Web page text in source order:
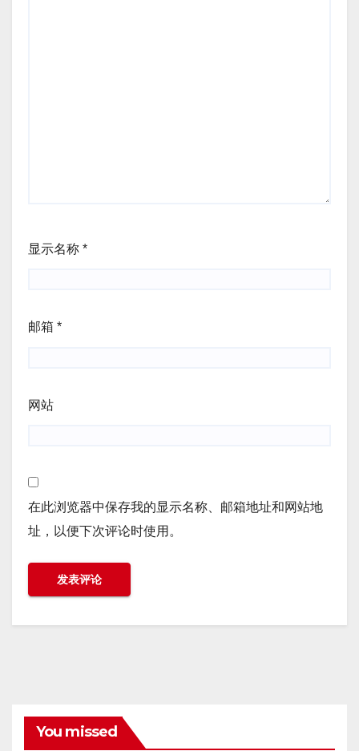
显示名称 *
邮箱 *
网站
在此浏览器中保存我的显示名称、邮箱地址和网站地
址，以便下次评论时使用。
You missed